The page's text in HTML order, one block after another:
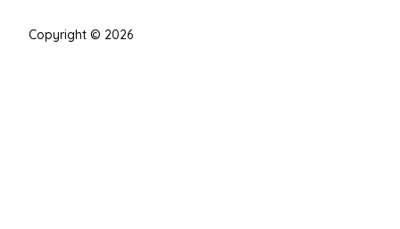
Copyright © 2026